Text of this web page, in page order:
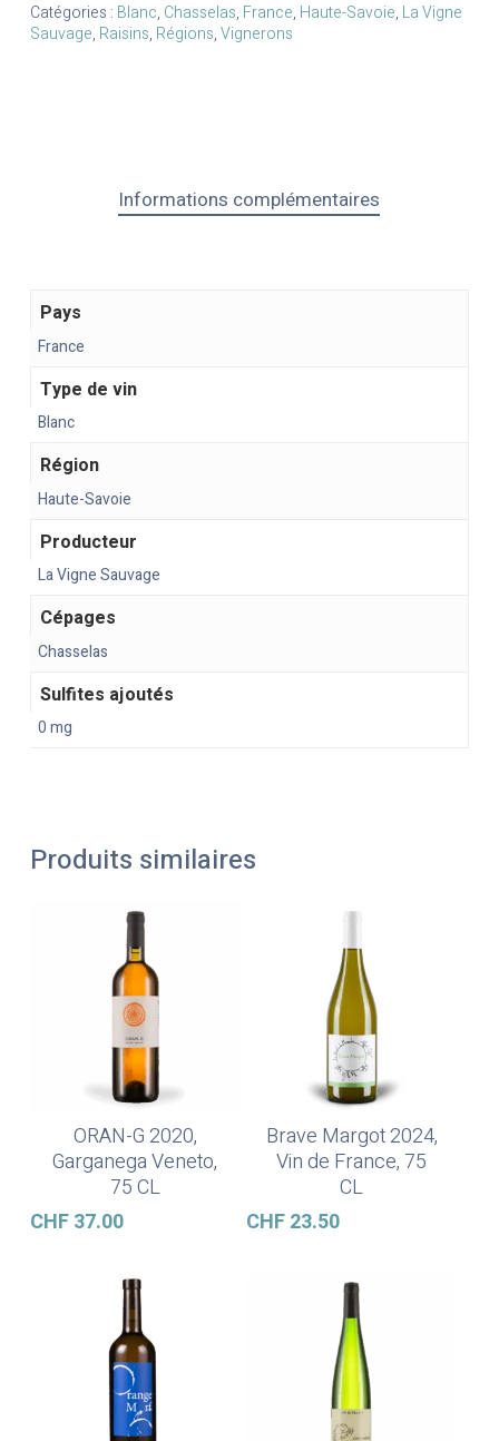
Catégories : Blanc, Chasselas, France, Haute-Savoie, La Vigne
Sauvage, Raisins, Régions,Vignerons
Informations complémentaires
Pays
France
Type de vin
Blanc
Région
Haute-Savoie
Producteur
La Vigne Sauvage
Cépages
Chasselas
Sulfites ajoutés
0 mg
Produits similaires
Ajouter Au Panier
ORAN-G 2020,
Garganega Veneto,
75 CL
CHF37.00
Ajouter Au Panier
Brave Margot 2024,
Vin de France, 75
CL
CHF23.50